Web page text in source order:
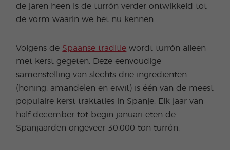
de jaren heen is de turrón verder ontwikkeld tot
de vorm waarin we het nu kennen.
Volgens deSpaanse traditie wordt turrón alleen
met kerst gegeten. Deze eenvoudige
samenstelling van slechts drie ingrediënten
(honing, amandelen en eiwit) is één van de meest
populaire kerst traktaties in Spanje. Elk jaar van
half december tot begin januari eten de
Spanjaarden ongeveer 30.000 ton turrón.